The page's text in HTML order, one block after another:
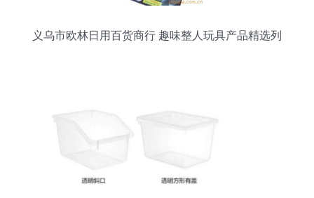
义乌市欧林日用百货商行 趣味整人玩具产品精选列